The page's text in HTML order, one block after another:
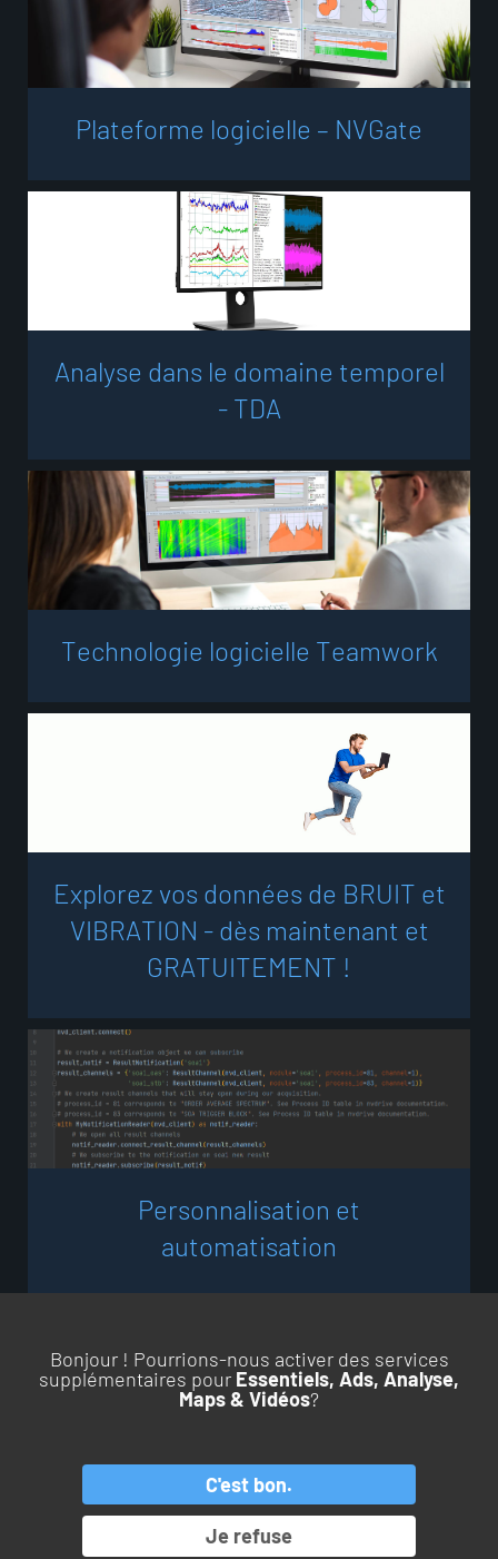
Plateforme logicielle – NVGate
Analyse dans le domaine temporel
- TDA
Technologie logicielle Teamwork
Explorez vos données de BRUIT et
VIBRATION - dès maintenant et
GRATUITEMENT !
Personnalisation et
automatisation
PRODUITS
SERVICES
LE GROUPE OROS
Bonjour ! Pourrions-nous activer des services
supplémentaires pour Essentiels, Ads, Analyse,
Maps & Vidéos?
Je refuse
C'est bon.